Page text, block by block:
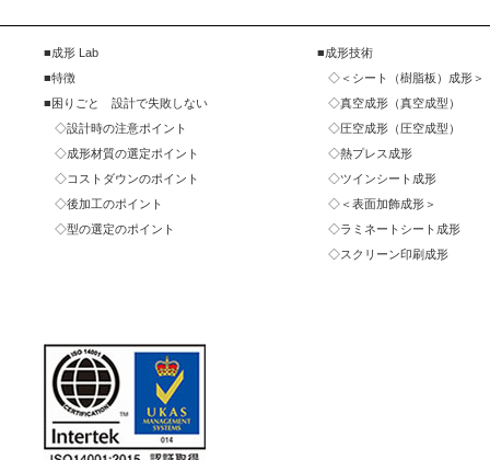
成形 Lab
特徴
困りごと 設計で失敗しない
設計時の注意ポイント
成形材質の選定ポイント
コストダウンのポイント
後加工のポイント
型の選定のポイント
成形技術
＜シート（樹脂板）成形＞
真空成形（真空成型）
圧空成形（圧空成型）
熱プレス成形
ツインシート成形
＜表面加飾成形＞
ラミネートシート成形
スクリーン印刷成形